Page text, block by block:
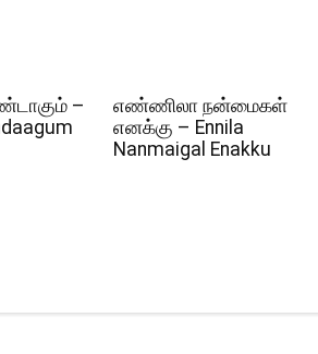
–
எண்ணிலா நன்மைகள்
எனக்கு – Ennila
Nanmaigal Enakku